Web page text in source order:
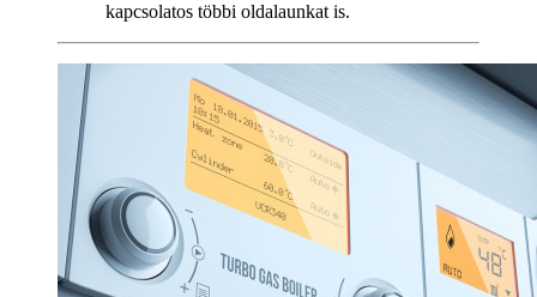
kapcsolatos többi oldalaunkat is.